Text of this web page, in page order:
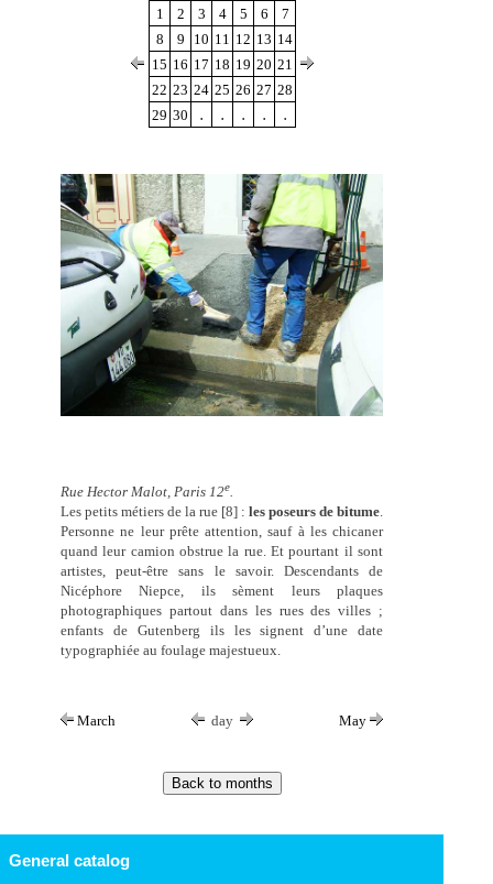
1 2 3 4 5 6
7
8
9 10 11 12 13 14
15 16 17 18 19 20 21
22 23 24 25 26 27 28
29 30 . . . . .
Rue Hector Malot, Paris 12e.
Les petits métiers de la rue [8] :les poseurs de bitume.
Personne ne leur prête attention, sauf à les chicaner
quand leur camion obstrue la rue. Et pourtant il sont
artistes, peut-être sans le savoir. Descendants de
Nicéphore Niepce, ils sèment leurs plaques
photographiques partout dans les rues des villes ;
enfants de Gutenberg ils les signent d’une date
typographiée au foulage majestueux.
March day May
General catalog